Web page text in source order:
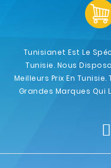
Tunisianet Est Le
Tunisie. Nous
Meilleurs Prix En
Grandes Marques Qui